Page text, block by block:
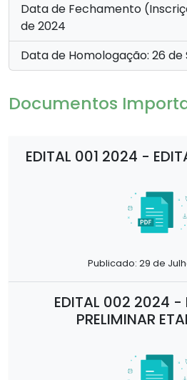
Data de Fechamento
de 2024
Data de Homologação: 26
Documentos
EDITAL 001 2024 -
Publicado: 29 de
EDITAL 002 2024 -
PRELIMINAR